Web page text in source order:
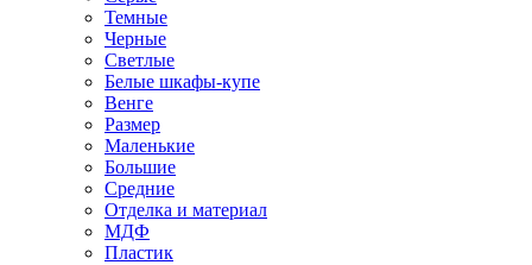
Темные
Черные
Светлые
Белые шкафы-купе
Венге
Размер
Маленькие
Большие
Средние
Отделка и материал
МДФ
Пластик